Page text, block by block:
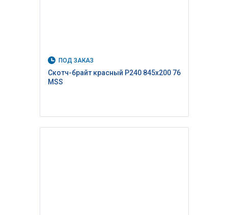
ПОД ЗАКАЗ
Скотч-брайт красный P240 845х200 76
MSS